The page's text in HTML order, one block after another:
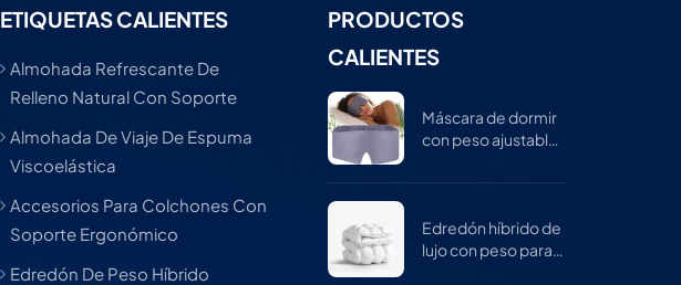
ETIQUETAS CALIENTES
Almohada Refrescante De
Relleno Natural Con Soporte
Almohada De Viaje De Espuma
Viscoelástica
Accesorios Para Colchones Con
Soporte Ergonómico
Edredón De Peso Híbrido
PRODUCTOS
CALIENTES
Máscara de dormir
con peso ajustable
mujeres
Edredón híbrido de
lujo con peso para